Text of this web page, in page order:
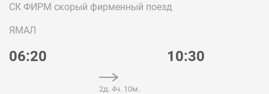
СК ФИРМ скорый фирменный поезд
ЯМАЛ
06:20
2д. 4ч. 10м.
10:30